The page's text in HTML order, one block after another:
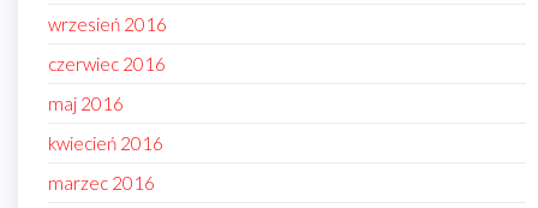
wrzesień 2016
czerwiec 2016
maj 2016
kwiecień 2016
marzec 2016